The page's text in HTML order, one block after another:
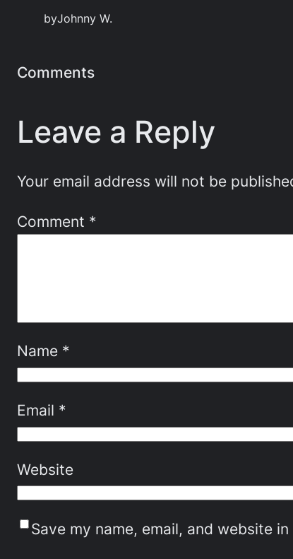
byJohnny W.
Comments
Leave a Reply
Your email address will not be
Comment *
Name *
Email *
Website
Save my name, email, and website